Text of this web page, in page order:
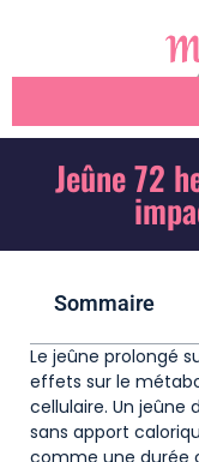
Jeûne 72
Sommaire
Le jeûne prolongé
effets sur le
cellulaire. Un jeûne
sans apport
comme une durée